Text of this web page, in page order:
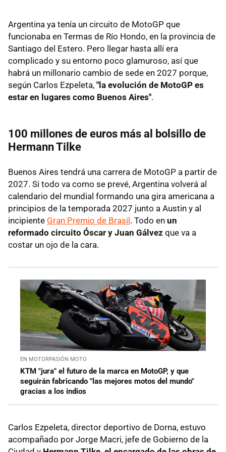
Argentina ya tenía un circuito de MotoGP que
funcionaba en Termas de Río Hondo, en la provincia de
Santiago del Estero. Pero llegar hasta allí era
complicado y su entorno poco glamuroso, así que
habrá un millonario cambio de sede en 2027 porque,
según Carlos Ezpeleta, "la evolución de MotoGP es
estar en lugares como Buenos Aires".
100 millones de euros más al bolsillo de
Hermann Tilke
Buenos Aires tendrá una carrera de MotoGP a partir de
2027. Si todo va como se prevé, Argentina volverá al
calendario del mundial formando una gira americana a
principios de la temporada 2027 junto a Austin y al
incipiente Gran Premio de Brasil . Todo en un
reformado circuito Óscar y Juan Gálvez que va a
costar un ojo de la cara.
EN MOTORPASIÓN MOTO
KTM "jura" el futuro de la marca en MotoGP, y que
seguirán fabricando "las mejores motos del mundo"
gracias a los indios
Carlos Ezpeleta, director deportivo de Dorna, estuvo
acompañado por Jorge Macri, jefe de Gobierno de la